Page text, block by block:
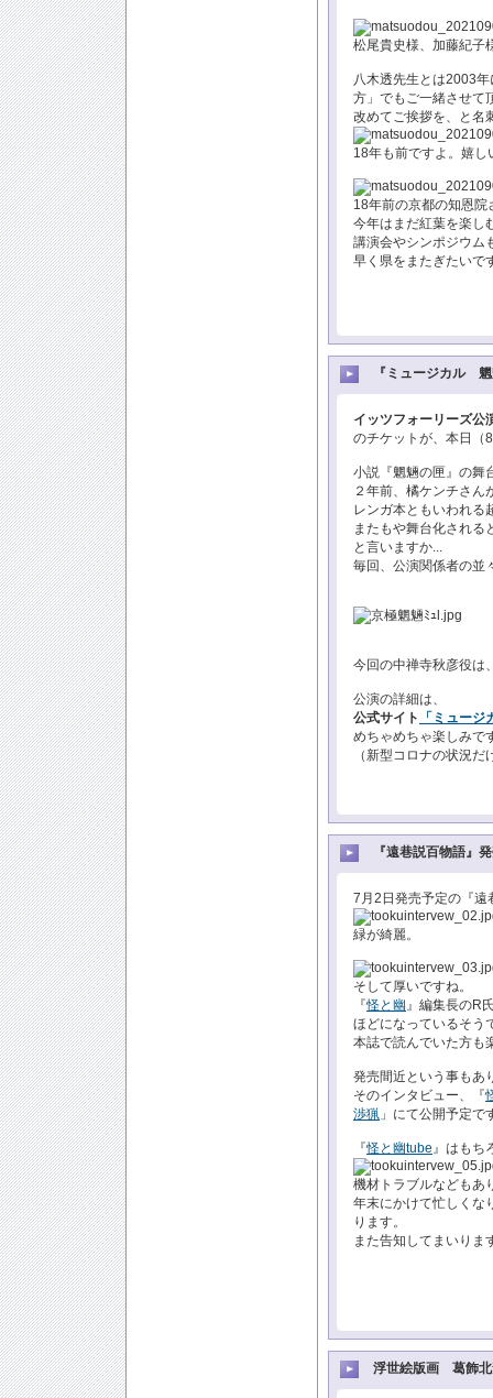
松尾貴史様、加藤紀子
八木透先生とは2003
方」でもご一緒させて
改めてご挨拶を、と名
18年も前ですよ。嬉し
18年前の京都の知恩院
今年はまだ紅葉を楽し
講演会やシンポジウム
早く県をまたぎたいで
『ミュージカル
イッツフォーリーズ
のチケットが、本日（
小説『魍魎の匣』の舞
２年前、橘ケンチさん
レンガ本ともいわれる
またもや舞台化される
と言いますか...
毎回、公演関係者の並
今回の中禅寺秋彦役は
公演の詳細は、
公式サイト
「ミュー
めちゃめちゃ楽しみで
（新型コロナの状況
『遠巷説百物語』
7月2日発売予定の『遠
緑が綺麗。
そして厚いですね。
『怪と幽』編集長のR
ほどになっているそう
本誌で読んでいた方も
発売間近という事もあ
そのインタビュー、『
渉猟 」にて公開予定で
『怪と幽tube』はもち
機材トラブルなどもあ
年末にかけて忙しくな
ります。
また告知してまいりま
浮世絵版画 葛飾北